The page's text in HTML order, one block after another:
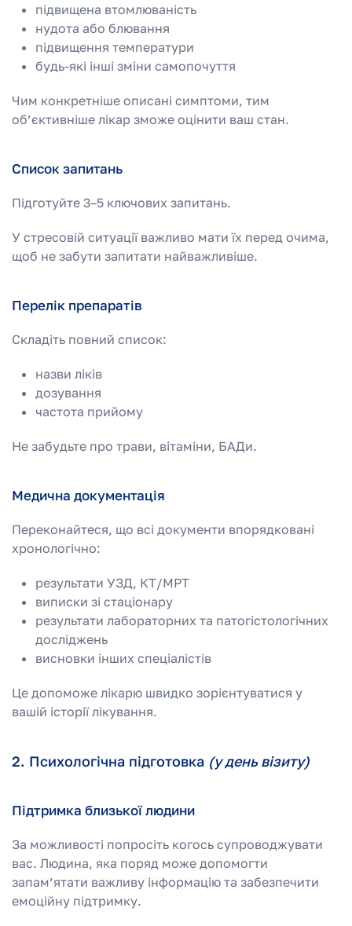
підвищена втомлюваність
нудота або блювання
підвищення температури
будь-які інші зміни самопочуття
Чим конкретніше описані симптоми, тим
об’єктивніше лікар зможе оцінити ваш стан.
Список запитань
Підготуйте 3–5 ключових запитань.
У стресовій ситуації важливо мати їх перед очима,
щоб не забути запитати найважливіше.
Перелік препаратів
Складіть повний список:
назви ліків
дозування
частота прийому
Не забудьте про трави, вітаміни, БАДи.
Медична документація
Переконайтеся, що всі документи впорядковані
хронологічно:
результати УЗД, КТ/МРТ
виписки зі стаціонару
результати лабораторних та патогістологічних
досліджень
висновки інших спеціалістів
Це допоможе лікарю швидко зорієнтуватися у
вашій історії лікування.
2. Психологічна підготовка (у день візиту)
Підтримка близької людини
За можливості попросіть когось супроводжувати
вас. Людина, яка поряд може допомогти
запам’ятати важливу інформацію та забезпечити
емоційну підтримку.